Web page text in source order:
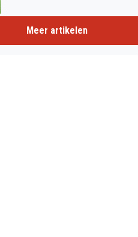
Meer artikelen